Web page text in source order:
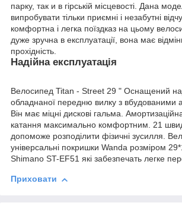
парку, так и в гірській місцевості. Дана
випробувати тільки приємні і незабутні
комфортна і легка поїздказ на цьому
дуже зручна в експлуатації, вона має
прохідність.
Надійна експлуатація
Велосипед Titan - Street 29 " Оснащений
обладнаної передню вилку з вбудованими
Він має міцні дискові гальма.
катання максимально комфортним. 21
допоможе розподілити фізичні зусилля.
універсальні покришки Wanda розміром
Shimano ST-EF51 які забезпечать легке
Приховати